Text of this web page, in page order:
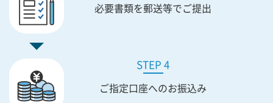
必要書類を郵送等でご提出
STEP 4
ご指定口座へのお振込み